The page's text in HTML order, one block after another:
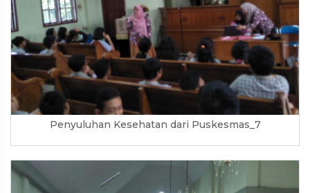
Penyuluhan Kesehatan dari Puskesmas_7